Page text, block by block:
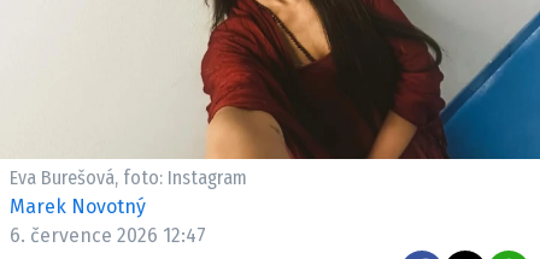
SLEDUJTE NÁS NA|
Máte příběh, fotku nebo video?
Pošlete e-mail na newsbox.cz
Eva Burešová, foto: Instagram
Marek Novotný
6. července 2026 12:47